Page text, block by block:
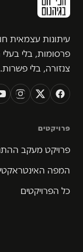
עיתונות עצמאית
פרסומות, בלי בעלי
צנזורה, בלי פשרות.
פרויקטים
פרויקט מעקב
המפה
כל הפרויקטים